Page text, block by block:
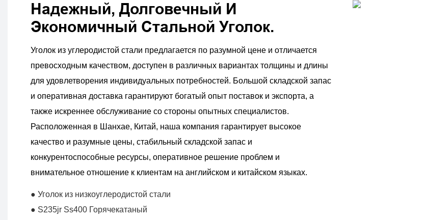
Надежный, Долговечный И
Экономичный Стальной Уголок.
Уголок из углеродистой стали предлагается по разумной цене и отличается
превосходным качеством, доступен в различных вариантах толщины и длины
для удовлетворения индивидуальных потребностей. Большой складской запас
и оперативная доставка гарантируют богатый опыт поставок и экспорта, а
также искреннее обслуживание со стороны опытных специалистов.
Расположенная в Шанхае, Китай, наша компания гарантирует высокое
качество и разумные цены, стабильный складской запас и
конкурентоспособные ресурсы, оперативное решение проблем и
внимательное отношение к клиентам на английском и китайском языках.
● Уголок из низкоуглеродистой стали
● S235jr Ss400 Горячекатаный